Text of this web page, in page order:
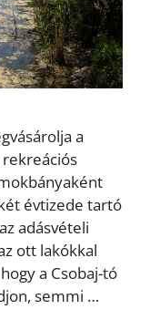
a
évtizede tartó
adásvételi
ott lakókkal
a Csobaj-tó
semmi …